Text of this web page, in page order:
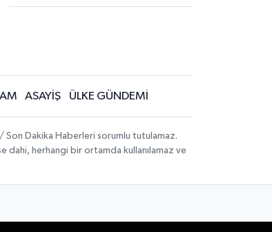
ASAYİŞ ÜLKE GÜNDEMİ
Son Dakika Haberleri sorumlu tutulamaz.
dahi, herhangi bir ortamda kullanılamaz ve